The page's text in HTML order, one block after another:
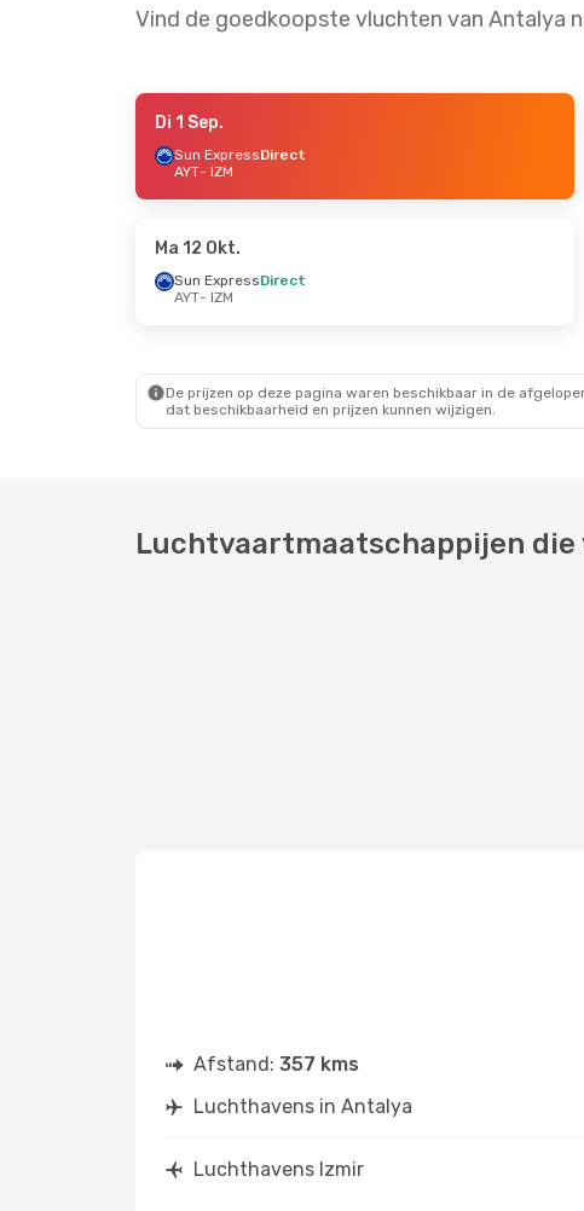
Vind de goedkoopste vluchten van Antalya
- Do 22 Okt.
Di 1 Sep.
Sun ExpressDirect
AYT- IZM
Ma 12 Okt.
Sun ExpressDirect
AYT- IZM
De prijzen op deze pagina waren beschikbaar in de
dat beschikbaarheid en prijzen kunnen wijzigen.
Luchtvaartmaatschappijen die
Afstand: 357 kms
Luchthavens in Antalya
Luchthavens Izmir